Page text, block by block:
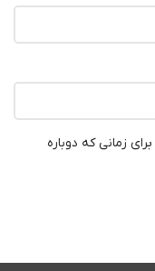
زمانی که دوباره